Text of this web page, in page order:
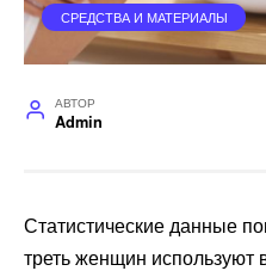
СРЕДСТВА И МАТЕРИАЛЫ
АВТОР
Admin
Статистические данные
треть женщин используют